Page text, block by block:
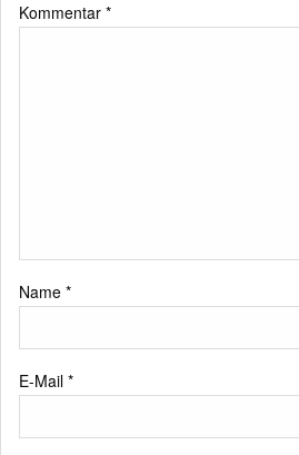
Kommentar *
Name *
E-Mail *